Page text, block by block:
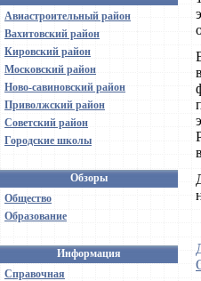
Авиастроительный район
Вахитовский район
Кировский район
Московский район
Ново-савиновский район
Приволжский район
Советский район
Городские школы
Обзоры
Общество
Образование
Информация
Справочная